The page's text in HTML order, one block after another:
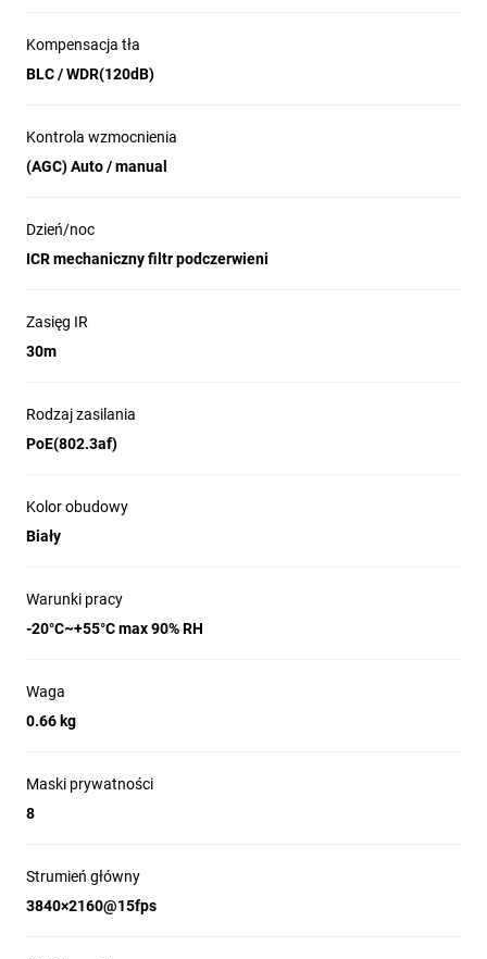
Kompensacja tła
BLC / WDR(120dB)
Kontrola wzmocnienia
(AGC) Auto / manual
Dzień/noc
ICR mechaniczny filtr podczerwieni
Zasięg IR
30m
Rodzaj zasilania
PoE(802.3af)
Kolor obudowy
Biały
Warunki pracy
-20°C~+55°C max 90% RH
Waga
0.66 kg
Maski prywatności
8
Strumień główny
3840×2160@15fps